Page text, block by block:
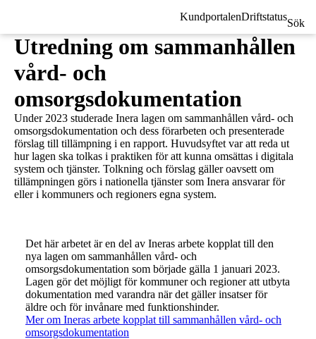
KundportalenDriftstatus
Sök
Utredning om sammanhållen
vård- och
omsorgsdokumentation
Under 2023 studerade Inera lagen om sammanhållen vård- och
omsorgsdokumentation och dess förarbeten och presenterade
förslag till tillämpning i en rapport. Huvudsyftet var att reda ut
hur lagen ska tolkas i praktiken för att kunna omsättas i digitala
system och tjänster. Tolkning och förslag gäller oavsett om
tillämpningen görs i nationella tjänster som Inera ansvarar för
eller i kommuners och regioners egna system.
Det här arbetet är en del av Ineras arbete kopplat till den
nya lagen om sammanhållen vård- och
omsorgsdokumentation som började gälla 1 januari 2023.
Lagen gör det möjligt för kommuner och regioner att utbyta
dokumentation med varandra när det gäller insatser för
äldre och för invånare med funktionshinder.
Mer om Ineras arbete kopplat till sammanhållen vård- och
omsorgsdokumentation